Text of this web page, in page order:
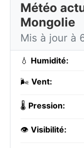
Météo
Mongolie
Mis à jour à
💧 Humidité:
🌬️ Vent:
🌡️ Pression:
👁️ Visibilité: